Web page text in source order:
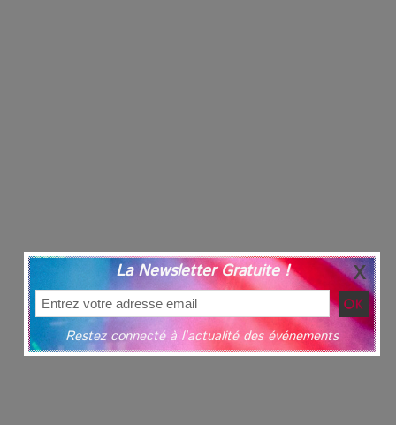
La Newsletter Gratuite !
Restez connecté à l'actualité des événements